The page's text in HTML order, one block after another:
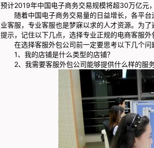
预计2019年中国电子商务交易规模将超30万亿元
随着中国电子商务交易量的日益增长，各平台
业客服，专业客服也是梦寐以求的人才资源。为
提示，记住以下几点，选择专业正规的电商客服外
在选择客服外包公司前一定要思考以下几个问
1、我的店铺是什么类型的店铺？
2、我需要客服外包公司能够提供什么样的服